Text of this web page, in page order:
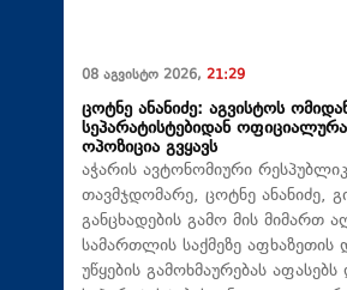
08 აგვისტო 2026, 21:29
ცოტნე ანანიძე: აგვისტოს
სეპარატისტებიდან
ოპოზიცია გვყავს
აჭარის ავტონომიური
თავმჯდომარე, ცოტნე ანანიძე,
განცხადების გამო მის მიმართ
სამართლის საქმეზე
უწყების გამოხმაურებას